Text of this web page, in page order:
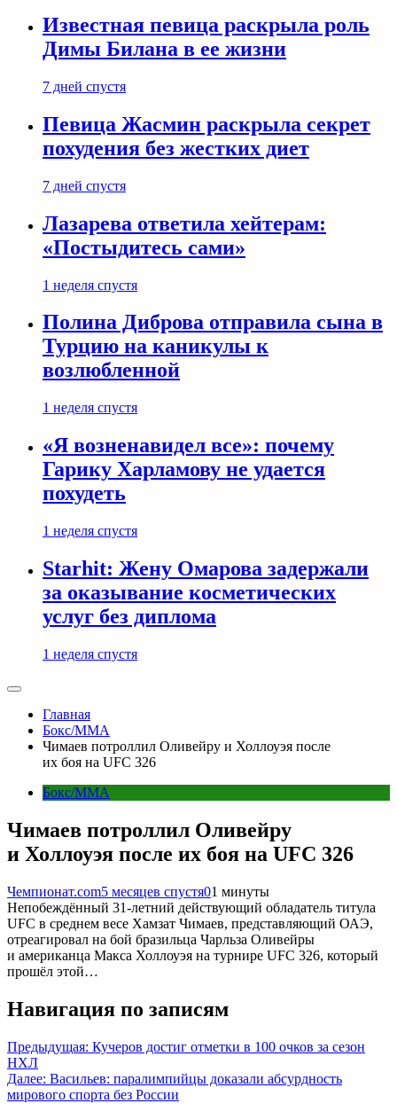
Известная певица раскрыла роль
Димы Билана в ее жизни
7 дней спустя
Певица Жасмин раскрыла секрет
похудения без жестких диет
7 дней спустя
Лазарева ответила хейтерам:
«Постыдитесь сами»
1 неделя спустя
Полина Диброва отправила сына в
Турцию на каникулы к
возлюбленной
1 неделя спустя
«Я возненавидел все»: почему
Гарику Харламову не удается
похудеть
1 неделя спустя
Starhit: Жену Омарова задержали
за оказывание косметических
услуг без диплома
1 неделя спустя
Главная
Бокс/MMA
Чимаев потроллил Оливейру и Холлоуэя после
их боя на UFC 326
Бокс/MMA
Чимаев потроллил Оливейру
и Холлоуэя после их боя на UFC 326
Чемпионат.com5 месяцев спустя01 минуты
Непобеждённый 31-летний действующий обладатель титула
UFC в среднем весе Хамзат Чимаев, представляющий ОАЭ,
отреагировал на бой бразильца Чарльза Оливейры
и американца Макса Холлоуэя на турнире UFC 326, который
прошёл этой…
Навигация по записям
Предыдущая: Кучеров достиг отметки в 100 очков за сезон
НХЛ
Далее: Васильев: паралимпийцы доказали абсурдность
мирового спорта без России